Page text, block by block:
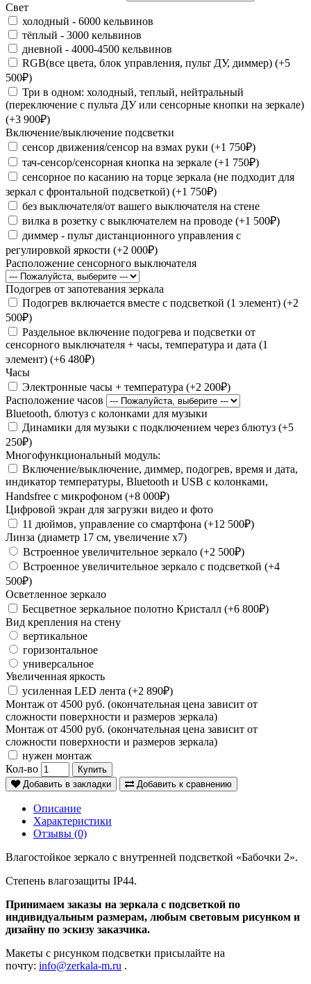
Свет
холодный - 6000 кельвинов
тёплый - 3000 кельвинов
дневной - 4000-4500 кельвинов
RGB(все цвета, блок управления, пульт ДУ, диммер) (+5
500₽)
Три в одном: холодный, теплый, нейтральный
(переключение с пульта ДУ или сенсорные кнопки на зеркале)
(+3 900₽)
Включение/выключение подсветки
сенсор движения/сенсор на взмах руки (+1 750₽)
тач-сенсор/сенсорная кнопка на зеркале (+1 750₽)
сенсорное по касанию на торце зеркала (не подходит для
зеркал с фронтальной подсветкой) (+1 750₽)
без выключателя/от вашего выключателя на стене
вилка в розетку с выключателем на проводе (+1 500₽)
диммер - пульт дистанционного управления с
регулировкой яркости (+2 000₽)
Расположение сенсорного выключателя
Подогрев от запотевания зеркала
Подогрев включается вместе с подсветкой (1 элемент) (+2
500₽)
Раздельное включение подогрева и подсветки от
сенсорного выключателя + часы, температура и дата (1
элемент) (+6 480₽)
Часы
Электронные часы + температура (+2 200₽)
Расположение часов
Bluetooth, блютуз с колонками для музыки
Динамики для музыки с подключением через блютуз (+5
250₽)
Многофункциональный модуль:
Включение/выключение, диммер, подогрев, время и дата,
индикатор температуры, Bluetooth и USB с колонками,
Handsfree с микрофоном (+8 000₽)
Цифровой экран для загрузки видео и фото
11 дюймов, управление со смартфона (+12 500₽)
Линза (диаметр 17 см, увеличение х7)
Встроенное увеличительное зеркало (+2 500₽)
Встроенное увеличительное зеркало с подсветкой (+4
500₽)
Осветленное зеркало
Бесцветное зеркальное полотно Кристалл (+6 800₽)
Вид крепления на стену
вертикальное
горизонтальное
универсальное
Увеличенная яркость
усиленная LED лента (+2 890₽)
Монтаж от 4500 руб. (окончательная цена зависит от
сложности поверхности и размеров зеркала)
Монтаж от 4500 руб. (окончательная цена зависит от
сложности поверхности и размеров зеркала)
нужен монтаж
Кол-во
Купить
Добавить в закладки
Добавить к сравнению
Описание
Характеристики
Отзывы (0)
Влагостойкое зеркало с внутренней подсветкой «Бабочки 2».
Степень влагозащиты IP44.
Принимаем заказы на зеркала с подсветкой по
индивидуальным размерам, любым световым рисунком и
дизайну по эскизу заказчика.
Макеты с рисунком подсветки присылайте на
почту: info@zerkala-m.ru .